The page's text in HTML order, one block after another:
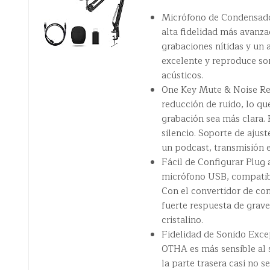
Micrófono de
alta fidelidad más
grabaciones nítidas y
excelente y reproduce
acústicos.
One Key Mute & Noise
reducción de ruido, lo
grabación sea más
silencio. Soporte de
un podcast, transmisión
Fácil de Configurar Plug
micrófono USB,
Con el convertidor de
fuerte respuesta de
cristalino.
Fidelidad de Sonido
OTHA es más sensible
la parte trasera casi no